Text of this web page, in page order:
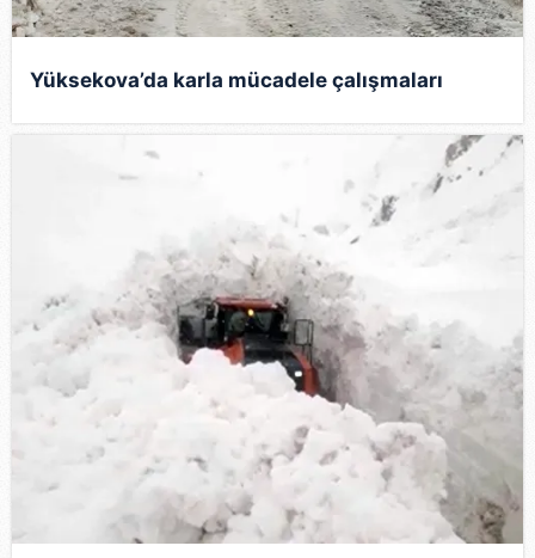
Yüksekova’da karla mücadele çalışmaları